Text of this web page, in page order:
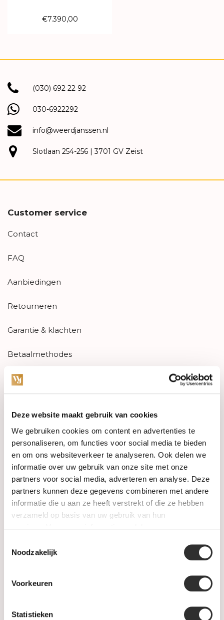
Deze website maakt gebruik van cookies
We gebruiken cookies om content en advertenties te
personaliseren, om functies voor social media te bieden
en om ons websiteverkeer te analyseren. Ook delen we
informatie over uw gebruik van onze site met onze
partners voor social media, adverteren en analyse. Deze
partners kunnen deze gegevens combineren met andere
informatie die u aan ze heeft verstrekt of die ze hebben
verzameld op basis van uw gebruik van hun
Noodzakelijk
Voorkeuren
Statistieken
€7.390,00
(030) 692 22 92
030-6922292
info@weerdjanssen.nl
Slotlaan 254-256 | 3701 GV Zeist
Customer service
Contact
FAQ
Aanbiedingen
Retourneren
Garantie & klachten
Betaalmethodes
Sitemap
Categories
Watches
Jewellery
Wedding rings
PRE-OWNED
Maatwerk